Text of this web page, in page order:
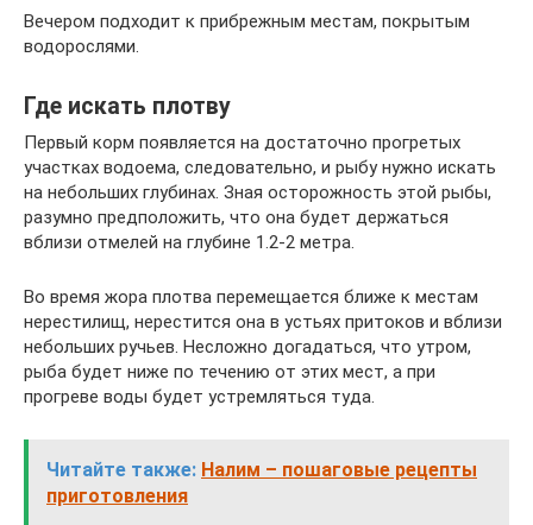
Вечером подходит к прибрежным местам, покрытым
водорослями.
Где искать плотву
Первый корм появляется на достаточно прогретых
участках водоема, следовательно, и рыбу нужно искать
на небольших глубинах. Зная осторожность этой рыбы,
разумно предположить, что она будет держаться
вблизи отмелей на глубине 1.2-2 метра.
Во время жора плотва перемещается ближе к местам
нерестилищ, нерестится она в устьях притоков и вблизи
небольших ручьев. Несложно догадаться, что утром,
рыба будет ниже по течению от этих мест, а при
прогреве воды будет устремляться туда.
Читайте также: Налим – пошаговые рецепты
приготовления